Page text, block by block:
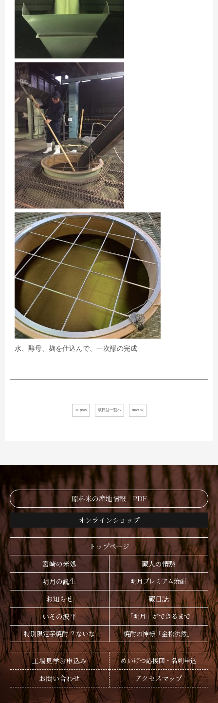
水、酵母、麹を仕込んで、一次醪の完成
≪ prev 蔵日誌一覧へ next ≫
原料米の産地情報 PDF
オンラインショップ
トップページ
宮崎の米処
蔵人の情熱
明月の誕生
明月プレミアム焼酎
お知らせ
蔵日誌
いその波平
「明月」ができるまで
特別限定芋焼酎 ？ないな
焼酎の神様「金松法然」
工場見学お申込み めいげつ応援団・名刺申込
お問い合わせ アクセスマップ